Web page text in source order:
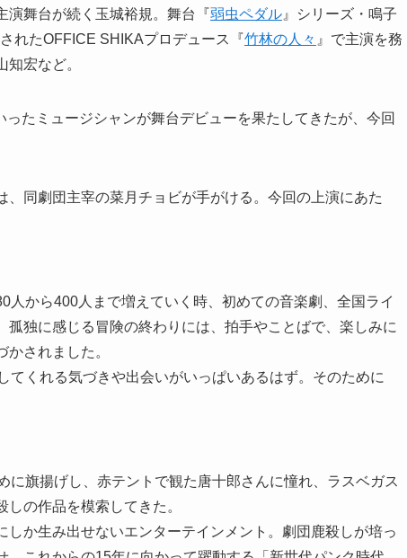
演舞台が続く玉城裕規。舞台『弱虫ペダル 』シリーズ・鳴子
れたOFFICE SHIKAプロデュース『竹林の人々 』で主演を務
宏など。
たミュージシャンが舞台デビューを果たしてきたが、今回
同劇団主宰の菜月チョビが手がける。今回の上演にあた
から400人まで増えていく時、初めての音楽劇、全国ライ
独に感じる冒険の終わりには、拍手やことばで、楽しみに
されました。
くれる気づきや出会いがいっぱいあるはず。そのために
旗揚げし、赤テントで観た唐十郎さんに憧れ、ラスベガス
の作品を模索してきた。
か生み出せないエンターテインメント。劇団鹿殺しが培っ